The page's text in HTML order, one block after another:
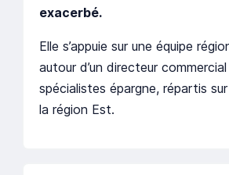
exacerbé.
Elle s’appuie sur une équipe
autour d’un directeur
spécialistes épargne, répartis sur
la région Est.